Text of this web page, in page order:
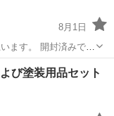
8月1日
ます。 開封済みで一
び塗装用品セット